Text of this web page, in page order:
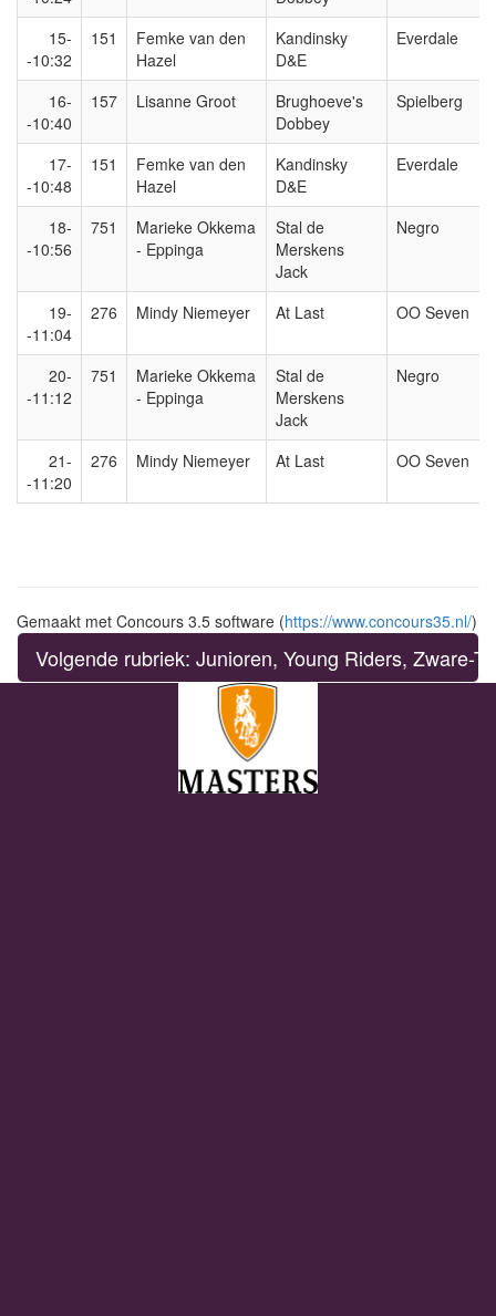
15-
-10:32
151
Femke van den
Hazel
Kandinsky
D&E
Everdale
16-
-10:40
157 Lisanne Groot
Brughoeve's
Dobbey
Spielberg
17-
-10:48
151
Femke van den
Hazel
Kandinsky
D&E
Everdale
18-
-10:56
751
Marieke Okkema
- Eppinga
Stal de
Merskens
Jack
Negro
19-
-11:04
276 Mindy Niemeyer At Last OO Seven
20-
-11:12
751
Marieke Okkema
- Eppinga
Stal de
Merskens
Jack
Negro
21-
-11:20
276 Mindy Niemeyer At Last OO Seven
Gemaakt met Concours 3.5 software (https://www.concours35.nl/)
Volgende rubriek: Junioren, Young Riders, Zware-